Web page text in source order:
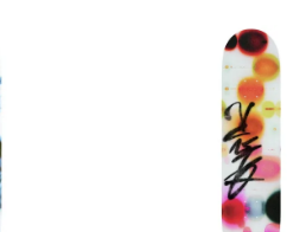
(ホッケー・スケートボード)